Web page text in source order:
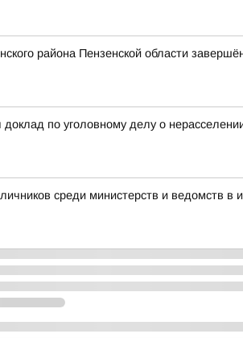
района Пензенской области
по уголовному делу о
среди министерств и ведомств в